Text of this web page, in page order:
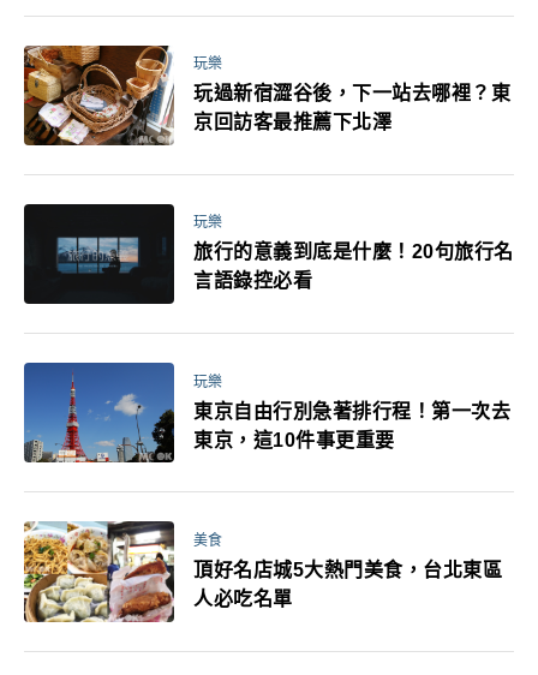
玩樂
玩過新宿澀谷後，下一站去哪裡？東
京回訪客最推薦下北澤
玩樂
旅行的意義到底是什麼！20句旅行名
言語錄控必看
玩樂
東京自由行別急著排行程！第一次去
東京，這10件事更重要
美食
頂好名店城5大熱門美食，台北東區
人必吃名單